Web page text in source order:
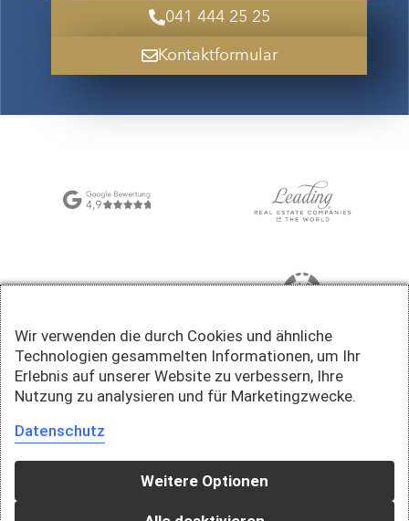
041 444 25 25
Kontaktformular
Wir verwenden die durch Cookies und ähnliche
Technologien gesammelten Informationen, um Ihr
Erlebnis auf unserer Website zu verbessern, Ihre
Nutzung zu analysieren und für Marketingzwecke.
Datenschutz
Weitere Optionen